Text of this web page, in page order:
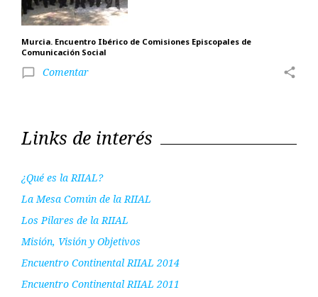
Murcia. Encuentro Ibérico de Comisiones Episcopales de
Comunicación Social
chat_bubble_outline Comentar share
Links de interés
¿Qué es la RIIAL?
La Mesa Común de la RIIAL
Los Pilares de la RIIAL
Misión, Visión y Objetivos
Encuentro Continental RIIAL 2014
Encuentro Continental RIIAL 2011